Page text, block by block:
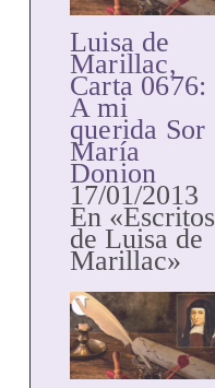
Luisa de
Marillac,
Carta 0676:
A mi
querida Sor
María
Donion
17/01/2013
En «Escritos
de Luisa de
Marillac»